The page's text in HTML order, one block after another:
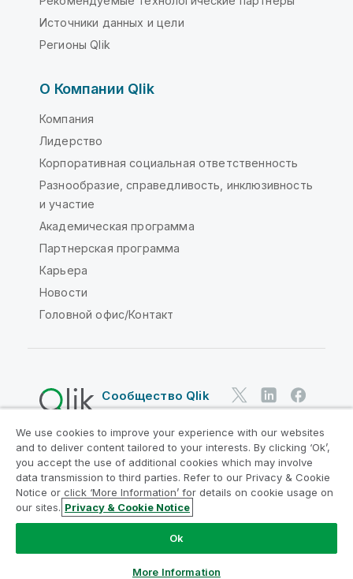
Источники данных и цели
Регионы Qlik
О Компании Qlik
Компания
Лидерство
Корпоративная социальная ответственность
Разнообразие, справедливость, инклюзивность
и участие
Академическая программа
Партнерская программа
Карьера
Новости
Головной офис/Контакт
Сообщество Qlik
Юридические соглашения
Условия использования продуктов
Legal Policies
Юридические положения
Условия использования
Товарные знаки
Do Not Share My Info
© QlikTech International AB, 1993-2026. Все права
We use cookies to improve your experience with our websites
and to deliver content tailored to your interests. By clicking ‘Ok’,
you accept the use of additional cookies which may involve
data transmission to third parties. Refer to our Privacy & Cookie
Notice or click ‘More Information’ for details on cookie usage on
our sites. Privacy & Cookie Notice
Ok
More Information